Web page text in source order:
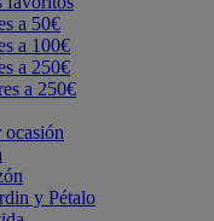
a 50€
a 100€
a 250€
a 250€
ocasión
y Pétalo